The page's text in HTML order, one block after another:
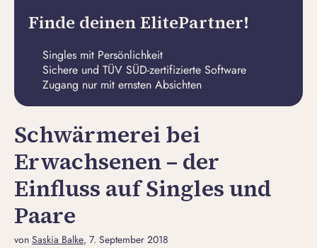
Adresse
erstellen
Finde deinen ElitePartner!
Singles mit Persönlichkeit
Sichere und TÜV SÜD-zertifizierte Software
Zugang nur mit ernsten Absichten
Schwärmerei bei
Erwachsenen – der
Einfluss auf Singles und
Paare
von Saskia Balke, 7. September 2018